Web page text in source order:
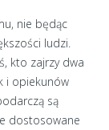
nie będąc
ludzi.
kto zajrzy dwa
i opiekunów
są
dostosowane